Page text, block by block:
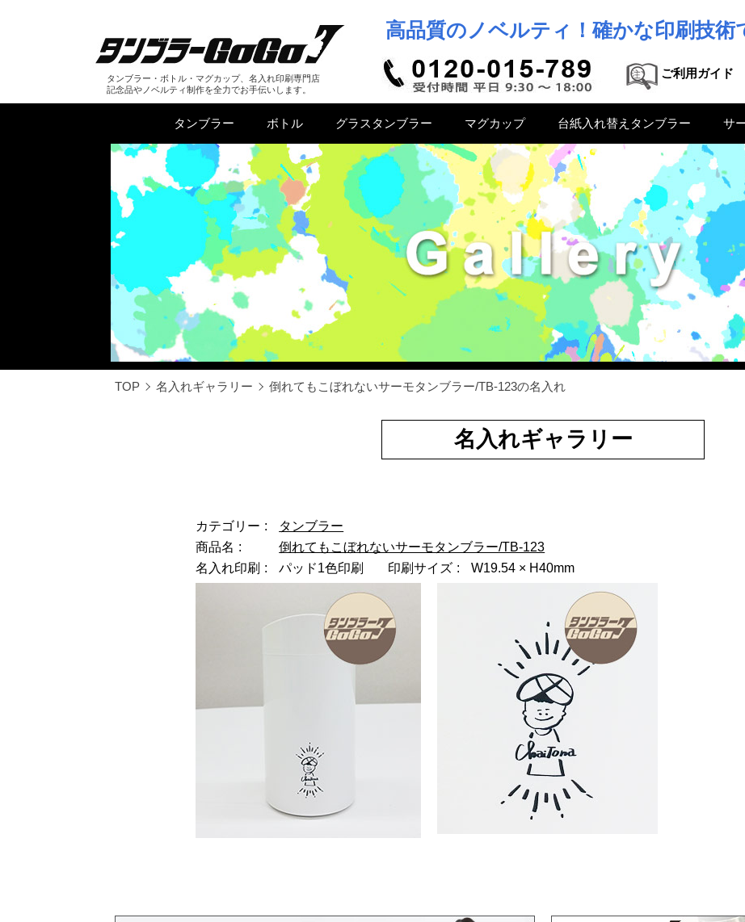
タンブラー・ボトル・マグカップ、名入れ印刷専門店
記念品やノベルティ制作を全力でお手伝いします。
高品質のノベルティ！確かな印刷技術
ご利用ガイド
タンブラー ボトル グラスタンブラー マグカップ 台紙入れ替えタンブラー サ
TOP 名入れギャラリー 倒れてもこぼれないサーモタンブラー/TB-123の名入れ
名入れギャラリー
カテゴリー
タンブラー
商品名
倒れてもこぼれないサーモタンブラー/TB-123
名入れ印刷
パッド1色印刷 印刷サイズ W19.54 × H40mm